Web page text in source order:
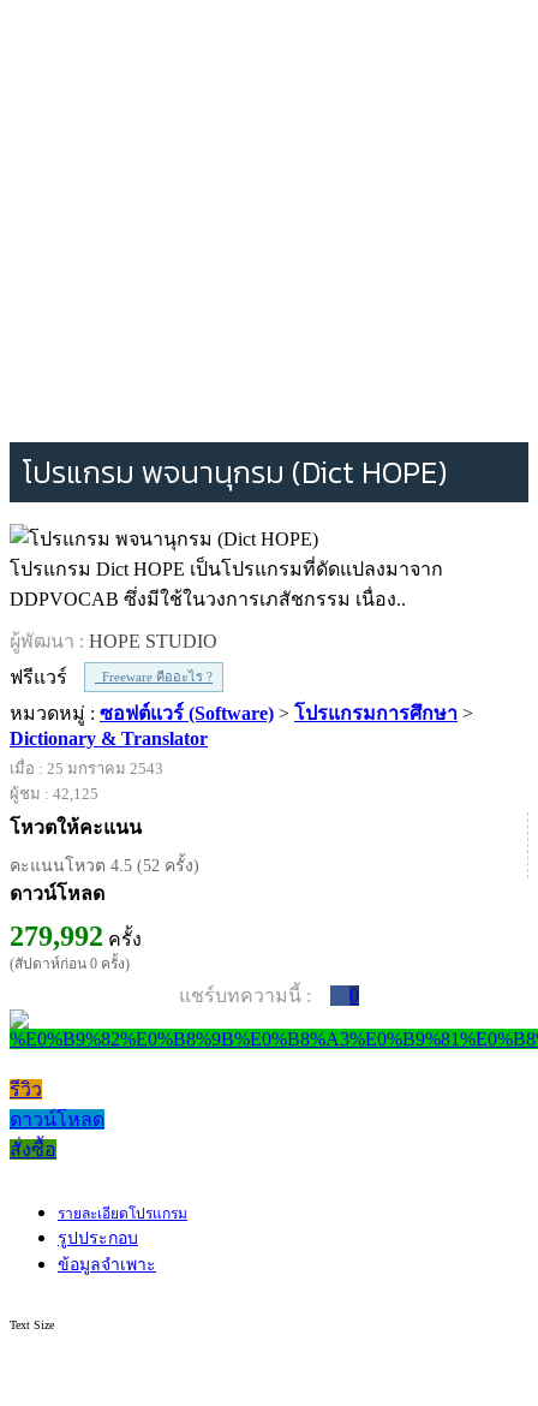
โปรแกรม พจนานุกรม (Dict HOPE)
โปรแกรม Dict HOPE เป็นโปรแกรมที่ดัดแปลงมาจาก
DDPVOCAB ซึ่งมีใช้ในวงการเภสัชกรรม เนื่อง..
ผู้พัฒนา : HOPE STUDIO
ฟรีแวร์
Freeware คืออะไร ?
หมวดหมู่ : ซอฟต์แวร์ (Software) > โปรแกรมการศึกษา >
Dictionary & Translator
เมื่อ : 25 มกราคม 2543
ผู้ชม : 42,125
โหวตให้คะแนน
คะแนนโหวต 4.5 (52 ครั้ง)
ดาวน์โหลด
279,992 ครั้ง
(สัปดาห์ก่อน 0 ครั้ง)
แชร์บทความนี้ : 0
รีวิว
ดาวน์โหลด
สั่งซื้อ
รายละเอียดโปรแกรม
รูปประกอบ
ข้อมูลจำเพาะ
Text Size